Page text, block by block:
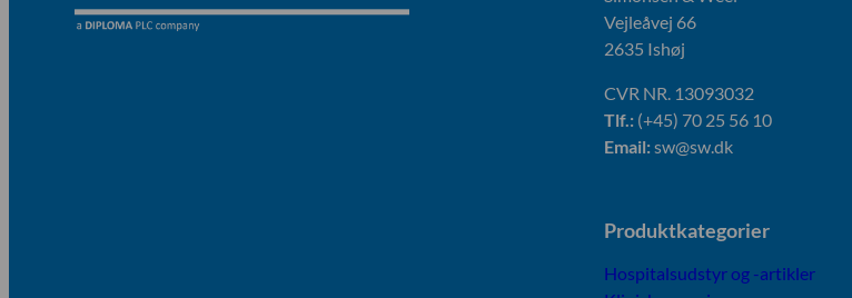
Vejleåvej 66
2635 Ishøj
CVR NR. 13093032
Tlf.:(+45) 70 25 56 10
Email:sw@sw.dk
Produktkategorier
Hospitalsudstyr og -artikler